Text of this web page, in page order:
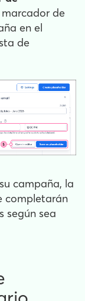
de
en el
de
campaña, la
completarán
según sea